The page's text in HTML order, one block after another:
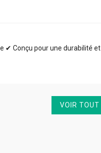
✔ Conçu pour une durabilité et
VOIR TOUT